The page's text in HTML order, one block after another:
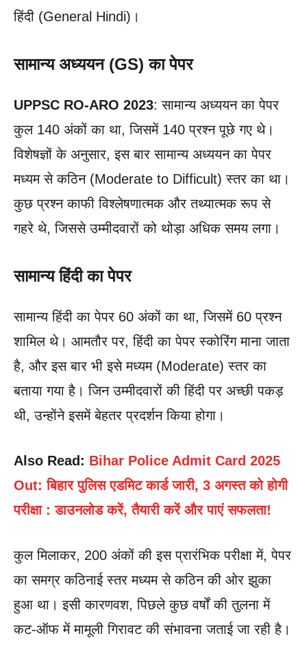
हिंदी (General Hindi)।
सामान्य अध्ययन (GS) का पेपर
UPPSC RO-ARO 2023: सामान्य अध्ययन का पेपर
कुल 140 अंकों का था, जिसमें 140 प्रश्न पूछे गए थे।
विशेषज्ञों के अनुसार, इस बार सामान्य अध्ययन का पेपर
मध्यम से कठिन (Moderate to Difficult) स्तर का था।
कुछ प्रश्न काफी विश्लेषणात्मक और तथ्यात्मक रूप से
गहरे थे, जिससे उम्मीदवारों को थोड़ा अधिक समय लगा।
सामान्य हिंदी का पेपर
सामान्य हिंदी का पेपर 60 अंकों का था, जिसमें 60 प्रश्न
शामिल थे। आमतौर पर, हिंदी का पेपर स्कोरिंग माना जाता
है, और इस बार भी इसे मध्यम (Moderate) स्तर का
बताया गया है। जिन उम्मीदवारों की हिंदी पर अच्छी पकड़
थी, उन्होंने इसमें बेहतर प्रदर्शन किया होगा।
Also Read: Bihar Police Admit Card 2025
Out: बिहार पुलिस एडमिट कार्ड जारी, 3 अगस्त को होगी
परीक्षा : डाउनलोड करें, तैयारी करें और पाएं सफलता!
कुल मिलाकर, 200 अंकों की इस प्रारंभिक परीक्षा में, पेपर
का समग्र कठिनाई स्तर मध्यम से कठिन की ओर झुका
हुआ था। इसी कारणवश, पिछले कुछ वर्षों की तुलना में
कट-ऑफ में मामूली गिरावट की संभावना जताई जा रही है।